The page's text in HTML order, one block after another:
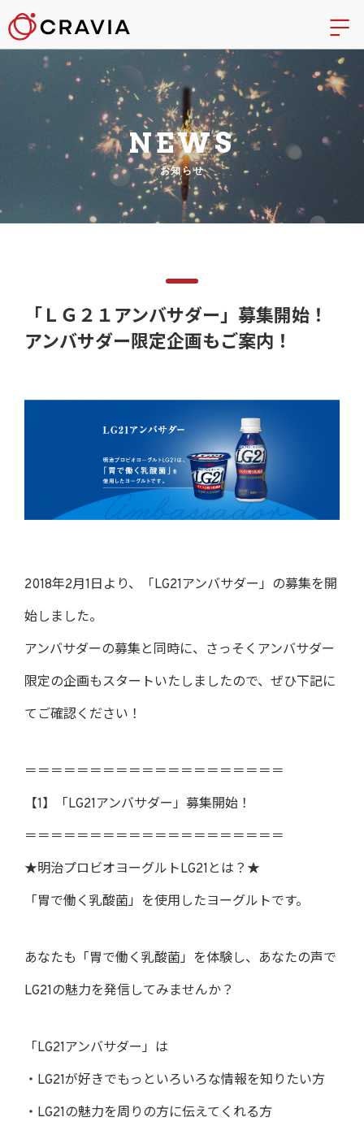
NEWS
お知らせ
「ＬＧ２１アンバサダー」募集開始！
アンバサダー限定企画もご案内！
2018年2月1日より、「LG21アンバサダー」の募集を開
始しました。
アンバサダーの募集と同時に、さっそくアンバサダー
限定の企画もスタートいたしましたので、ぜひ下記に
てご確認ください！
＝＝＝＝＝＝＝＝＝＝＝＝＝＝＝＝＝＝＝＝
【1】「LG21アンバサダー」募集開始！
＝＝＝＝＝＝＝＝＝＝＝＝＝＝＝＝＝＝＝＝
★明治プロビオヨーグルトLG21とは？★
「胃で働く乳酸菌」を使用したヨーグルトです。
あなたも「胃で働く乳酸菌」を体験し、あなたの声で
LG21の魅力を発信してみませんか？
「LG21アンバサダー」は
・LG21が好きでもっといろいろな情報を知りたい方
・LG21の魅力を周りの方に伝えてくれる方